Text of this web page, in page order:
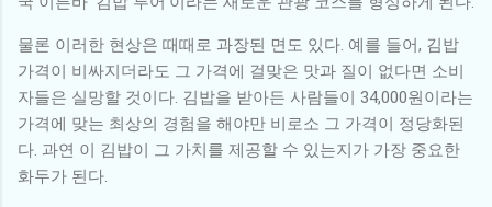
물론 이러한 현상은 때때로 과장된 면도 있다. 예를 들어, 김밥
가격이 비싸지더라도 그 가격에 걸맞은 맛과 질이 없다면 소비
자들은 실망할 것이다. 김밥을 받아든 사람들이 34,000원이라는
가격에 맞는 최상의 경험을 해야만 비로소 그 가격이 정당화된
다. 과연 이 김밥이 그 가치를 제공할 수 있는지가 가장 중요한
화두가 된다.